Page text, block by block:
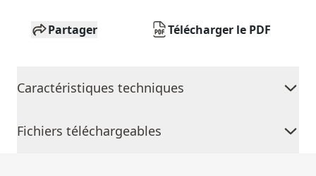
Partager Télécharger le PDF
Caractéristiques techniques
Fichiers téléchargeables